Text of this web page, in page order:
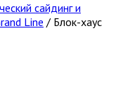
сайдинг и
Line / Блок-хаус